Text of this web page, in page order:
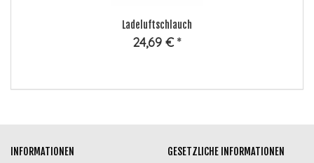
Ladeluftschlauch
24,69 € *
INFORMATIONEN GESETZLICHE INFORMATIONEN